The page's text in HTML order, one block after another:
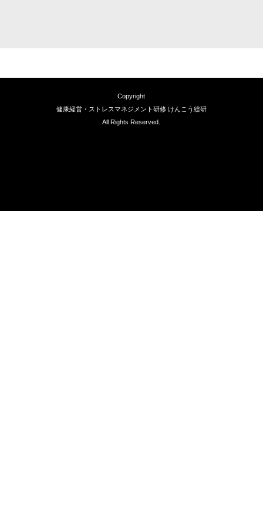
Copyright
健康経営・ストレスマネジメント研修 けんこう総研
All Rights Reserved.